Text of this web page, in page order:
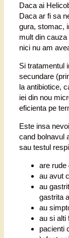
Daca ai
Daca ar fi sa
gura, stomac,
mult din
nici nu am
Si tratamentul
secundare
la antibiotice,
iei din nou
eficienta pe
Este insa
cand bolnavul
sau testul
are rude
au avut
au
gastrita
au
au si alti
pacienti